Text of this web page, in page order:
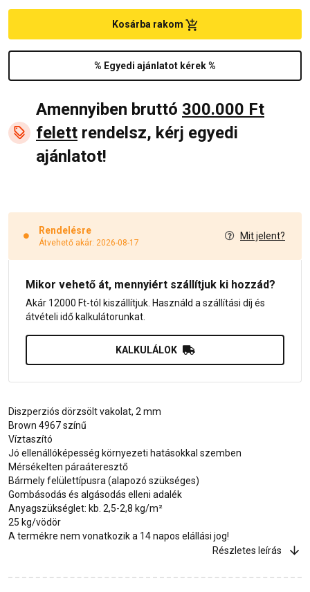
% Egyedi ajánlatot kérek %
Kosárba rakom
Amennyiben bruttó 300.000 Ft
felett rendelsz, kérj egyedi
ajánlatot!
Rendelésre
Átvehető akár: 2026-08-17
Mit jelent?
Mikor vehető át, mennyiért szállítjuk ki hozzád?
Akár 12000 Ft-tól kiszállítjuk. Használd a szállítási díj és
átvételi idő kalkulátorunkat.
KALKULÁLOK
Diszperziós dörzsölt vakolat, 2 mm
Brown 4967 színű
Víztaszító
Jó ellenállóképesség környezeti hatásokkal szemben
Mérsékelten páraáteresztő
Bármely felülettípusra (alapozó szükséges)
Gombásodás és algásodás elleni adalék
Anyagszükséglet: kb. 2,5-2,8 kg/m²
25 kg/vödör
A termékre nem vonatkozik a 14 napos elállási jog!
Részletes leírás